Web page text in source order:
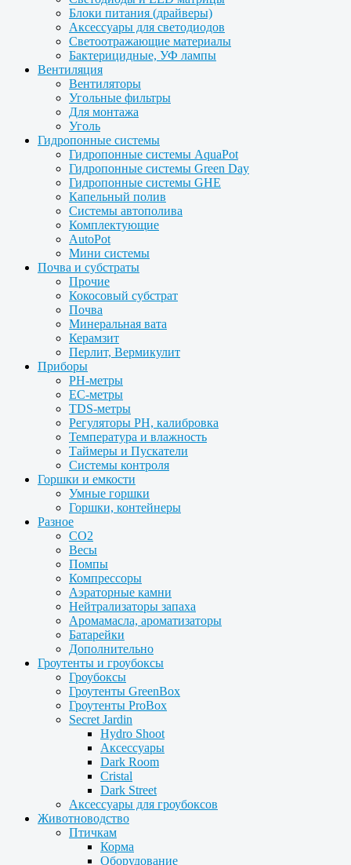
Блоки питания (драйверы)
Аксессуары для светодиодов
Светоотражающие материалы
Бактерицидные, УФ лампы
Вентиляция
Вентиляторы
Угольные фильтры
Для монтажа
Уголь
Гидропонные системы
Гидропонные системы AquaPot
Гидропонные системы Green Day
Гидропонные системы GHE
Капельный полив
Системы автополива
Комплектующие
AutoPot
Мини системы
Почва и субстраты
Прочие
Кокосовый субстрат
Почва
Минеральная вата
Керамзит
Перлит, Вермикулит
Приборы
PH-метры
EC-метры
TDS-метры
Регуляторы PH, калибровка
Температура и влажность
Таймеры и Пускатели
Системы контроля
Горшки и емкости
Умные горшки
Горшки, контейнеры
Разное
CO2
Весы
Помпы
Компрессоры
Аэраторные камни
Нейтрализаторы запаха
Аромамасла, ароматизаторы
Батарейки
Дополнительно
Гроутенты и гроубоксы
Гроубоксы
Гроутенты GreenBox
Гроутенты ProBox
Secret Jardin
Hydro Shoot
Аксессуары
Dark Room
Cristal
Dark Street
Аксессуары для гроубоксов
Животноводство
Птичкам
Корма
Оборудование